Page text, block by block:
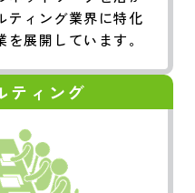
ティング業界に特化
展開しています。
ティング